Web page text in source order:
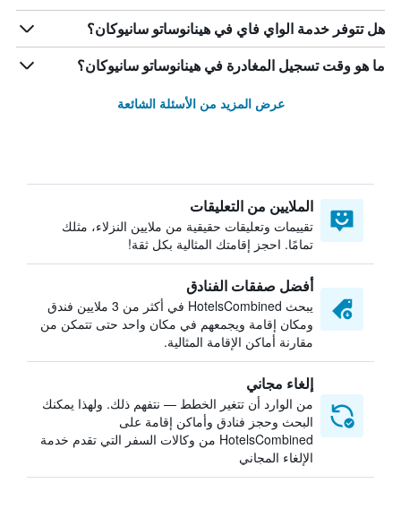
هل تتوفر خدمة الواي فاي في هينانوساتو سانيوكان؟
ما هو وقت تسجيل المغادرة في هينانوساتو سانيوكان؟
عرض المزيد من الأسئلة الشائعة
الملايين من التعليقات
تقييمات وتعليقات حقيقية من ملايين النزلاء، مثلك
تمامًا. احجز إقامتك المثالية بكل ثقة!
أفضل صفقات الفنادق
يبحث HotelsCombined في أكثر من 3 ملايين فندق
ومكان إقامة ويجمعهم في مكان واحد حتى تتمكن من
مقارنة أماكن الإقامة المثالية.
إلغاء مجاني
من الوارد أن تتغير الخطط — نتفهم ذلك. ولهذا يمكنك
البحث وحجز فنادق وأماكن إقامة على
HotelsCombined من وكالات السفر التي تقدم خدمة
الإلغاء المجاني